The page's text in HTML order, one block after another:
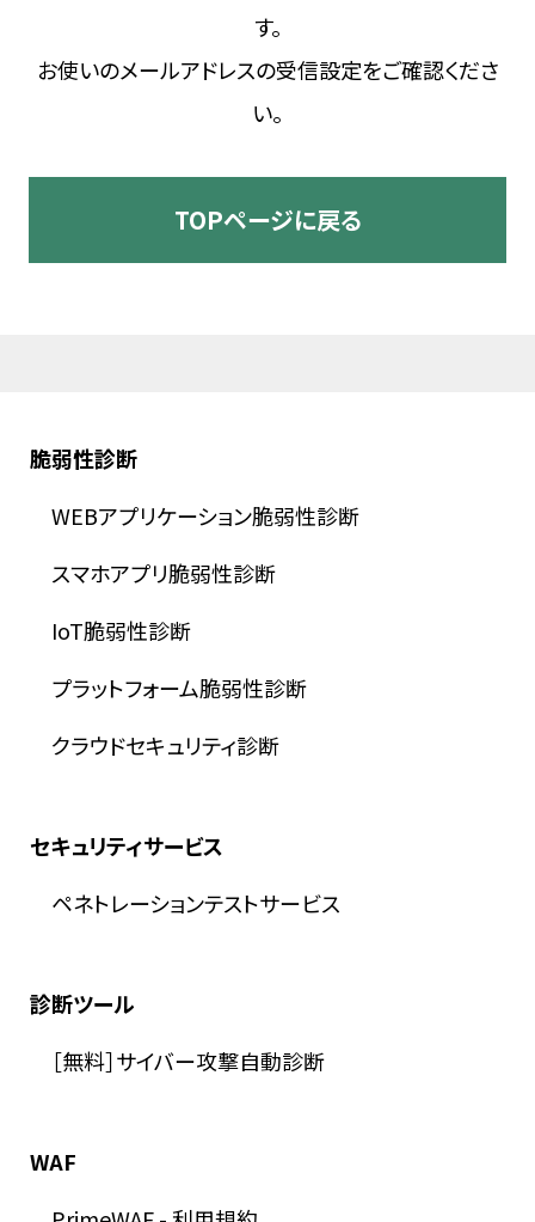
す。
お使いのメールアドレスの受信設定をご確認くださ
い。
TOPページに戻る
脆弱性診断
WEBアプリケーション脆弱性診断
スマホアプリ脆弱性診断
IoT脆弱性診断
プラットフォーム脆弱性診断
クラウドセキュリティ診断
セキュリティサービス
ペネトレーションテストサービス
診断ツール
［無料］サイバー攻撃自動診断
WAF